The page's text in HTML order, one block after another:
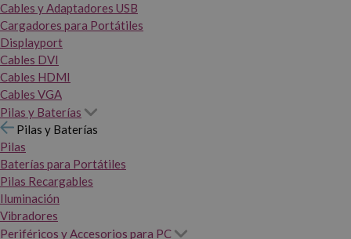
Cables y Adaptadores USB
Cargadores para Portátiles
Displayport
Cables DVI
Cables HDMI
Cables VGA
Pilas y Baterías
Pilas y Baterías
Pilas
Baterías para Portátiles
Pilas Recargables
Iluminación
Vibradores
Periféricos y Accesorios para PC